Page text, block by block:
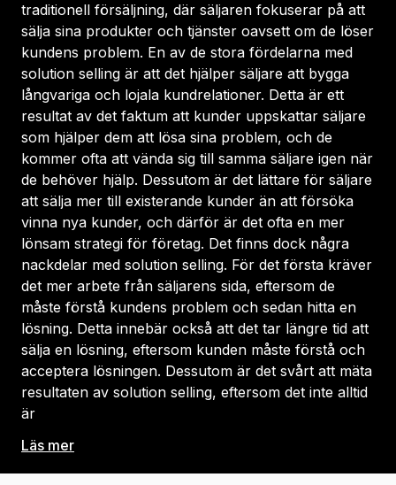
traditionell försäljning, där säljaren fokuserar på att
sälja sina produkter och tjänster oavsett om de löser
kundens problem. En av de stora fördelarna med
solution selling är att det hjälper säljare att bygga
långvariga och lojala kundrelationer. Detta är ett
resultat av det faktum att kunder uppskattar säljare
som hjälper dem att lösa sina problem, och de
kommer ofta att vända sig till samma säljare igen när
de behöver hjälp. Dessutom är det lättare för säljare
att sälja mer till existerande kunder än att försöka
vinna nya kunder, och därför är det ofta en mer
lönsam strategi för företag. Det finns dock några
nackdelar med solution selling. För det första kräver
det mer arbete från säljarens sida, eftersom de
måste förstå kundens problem och sedan hitta en
lösning. Detta innebär också att det tar längre tid att
sälja en lösning, eftersom kunden måste förstå och
acceptera lösningen. Dessutom är det svårt att mäta
resultaten av solution selling, eftersom det inte alltid
är
Läs mer